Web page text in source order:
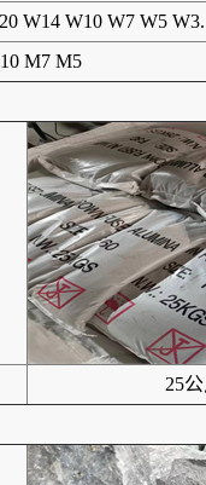
W14 W10 W7 W5
M7 M5
25公